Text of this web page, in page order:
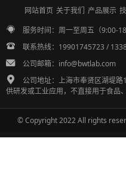
网站首页 关于我们 产品展示
服务时间：周一至周五（9:00-
联系热线：19901745723 /
公司邮箱：info@bwtlab.com
公司地址：上海市奉贤区湖堤路
供研发或工业应用，不直接用于食品
© Copyright 2022 All rights